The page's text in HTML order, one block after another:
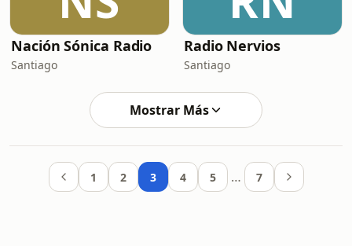
Nación Sónica Radio
Santiago
Radio Nervios
Santiago
Mostrar Más
1 2 3 4 5 … 7